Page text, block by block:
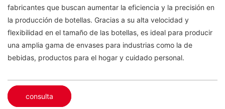
fabricantes que buscan aumentar la eficiencia y la precisión en
la producción de botellas. Gracias a su alta velocidad y
flexibilidad en el tamaño de las botellas, es ideal para producir
una amplia gama de envases para industrias como la de
bebidas, productos para el hogar y cuidado personal.
consulta